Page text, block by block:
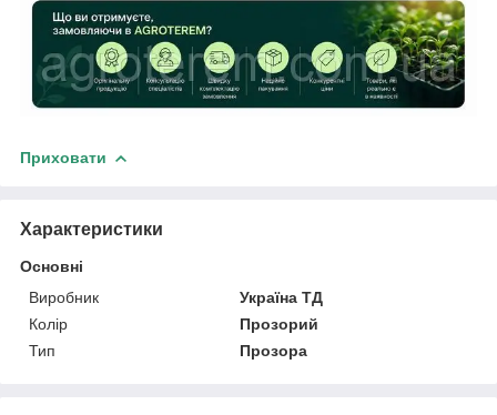
Приховати
Характеристики
Основні
Виробник
Україна ТД
Колір
Прозорий
Тип
Прозора